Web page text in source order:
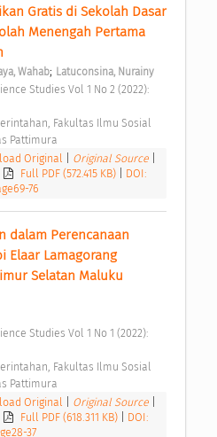
Gratis di Sekolah Dasar
Menengah Pertama
Wahab; Latuconsina, Nurainy
Fakultas Ilmu Sosial
Pattimura
Original Original Source
Full PDF (572.415 KB)
DOI:
76
dalam Perencanaan
Elaar Lamagorang
Selatan Maluku
Fakultas Ilmu Sosial
Pattimura
Original Original Source
Full PDF (618.311 KB)
DOI:
37